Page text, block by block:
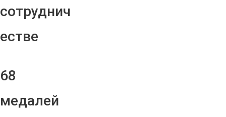
сотруднич
естве
68
медалей